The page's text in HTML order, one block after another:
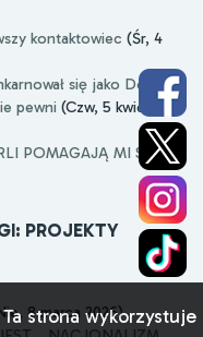
kontaktowiec (Śr, 4
się jako Donald
pewni (Czw, 5 kwietnia
POMAGAJĄ MI SIĘ
PROJEKTY
8 marca 2026)
Ta strona wykorzystuje